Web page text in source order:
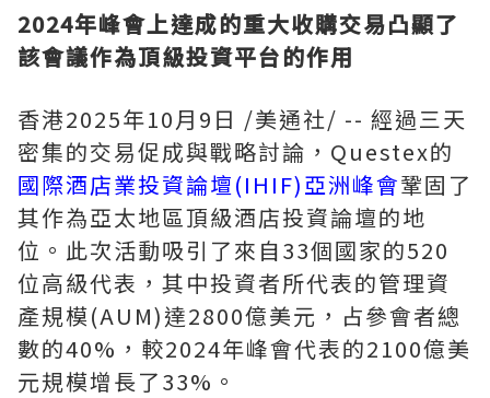
2024年峰會上達成的重大收購交易凸顯了
該會議作為頂級投資平台的作用
香港2025年10月9日 /美通社/ -- 經過三天
密集的交易促成與戰略討論，Questex的
國際酒店業投資論壇(IHIF)亞洲峰會鞏固了
其作為亞太地區頂級酒店投資論壇的地
位。此次活動吸引了來自33個國家的520
位高級代表，其中投資者所代表的管理資
產規模(AUM)達2800億美元，占參會者總
數的40%，較2024年峰會代表的2100億美
元規模增長了33%。